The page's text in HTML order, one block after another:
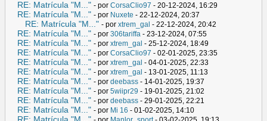
RE: Matrícula "M..." - por CorsaClio97 - 20-12-2024, 16:29
RE: Matrícula "M..." - por Nuxete - 22-12-2024, 20:37
RE: Matrícula "M..." - por xtrem_gal - 22-12-2024, 20:42
RE: Matrícula "M..." - por 306tariffa - 23-12-2024, 07:55
RE: Matrícula "M..." - por xtrem_gal - 25-12-2024, 18:49
RE: Matrícula "M..." - por CorsaClio97 - 02-01-2025, 23:35
RE: Matrícula "M..." - por xtrem_gal - 04-01-2025, 22:33
RE: Matrícula "M..." - por xtrem_gal - 13-01-2025, 11:13
RE: Matrícula "M..." - por deebass - 14-01-2025, 19:37
RE: Matrícula "M..." - por 5wiipr29 - 19-01-2025, 21:02
RE: Matrícula "M..." - por deebass - 29-01-2025, 22:21
RE: Matrícula "M..." - por Mi 16 - 01-02-2025, 14:10